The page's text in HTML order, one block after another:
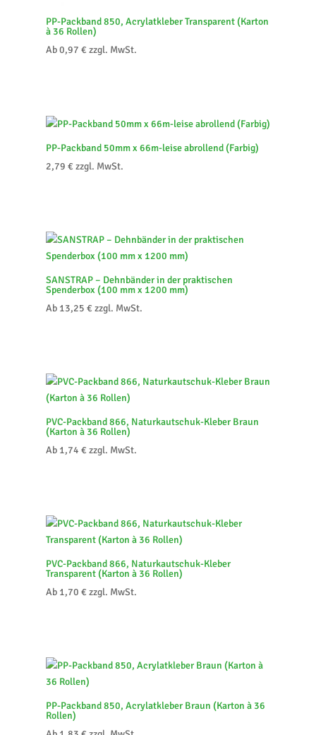
PP-Packband 850, Acrylatkleber Transparent (Karton
à 36 Rollen)
Ab0,97 € zzgl. MwSt.
PP-Packband 50mm x 66m-leise abrollend (Farbig)
2,79 € zzgl. MwSt.
SANSTRAP – Dehnbänder in der praktischen
Spenderbox (100 mm x 1200 mm)
Ab 13,25 € zzgl. MwSt.
PVC-Packband 866, Naturkautschuk-Kleber Braun
(Karton à 36 Rollen)
Ab 1,74 € zzgl. MwSt.
PVC-Packband 866, Naturkautschuk-Kleber
Transparent (Karton à 36 Rollen)
Ab 1,70 € zzgl. MwSt.
PP-Packband 850, Acrylatkleber Braun (Karton à 36
Rollen)